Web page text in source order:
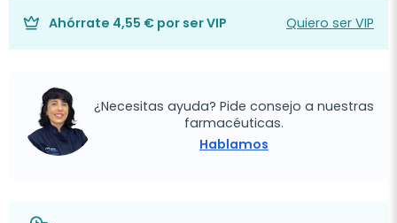
Ahórrate 4,55 € por ser VIP Quiero ser VIP
¿Necesitas ayuda? Pide consejo a nuestras
farmacéuticas.
Hablamos